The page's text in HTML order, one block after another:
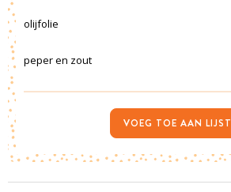
olijfolie
peper en zout
VOEG TOE AAN LIJST